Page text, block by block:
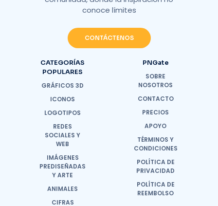
conoce límites
CONTÁCTENOS
CATEGORÍAS
POPULARES
GRÁFICOS 3D
ICONOS
LOGOTIPOS
REDES
SOCIALES Y
WEB
IMÁGENES
PREDISEÑADAS
Y ARTE
ANIMALES
CIFRAS
PNGate
SOBRE
NOSOTROS
CONTACTO
PRECIOS
APOYO
TÉRMINOS Y
CONDICIONES
POLÍTICA DE
PRIVACIDAD
POLÍTICA DE
REEMBOLSO